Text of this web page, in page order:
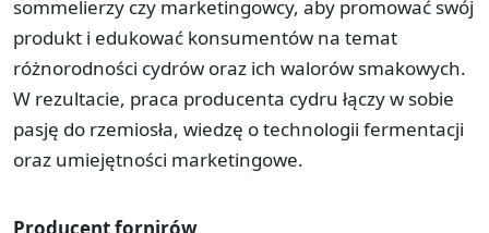
sommelierzy czy marketingowcy, aby promować swój
produkt i edukować konsumentów na temat
różnorodności cydrów oraz ich walorów smakowych.
W rezultacie, praca producenta cydru łączy w sobie
pasję do rzemiosła, wiedzę o technologii fermentacji
oraz umiejętności marketingowe.
Producent fornirów